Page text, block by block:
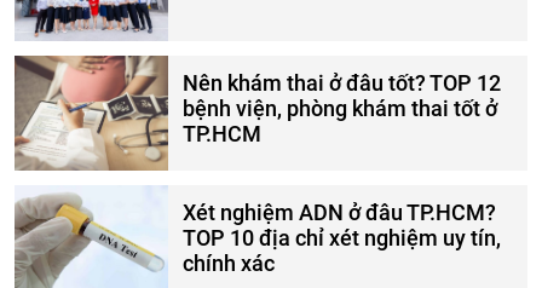
Nên khám thai ở đâu tốt? TOP 12
bệnh viện, phòng khám thai tốt ở
TP.HCM
Xét nghiệm ADN ở đâu TP.HCM?
TOP 10 địa chỉ xét nghiệm uy tín,
chính xác